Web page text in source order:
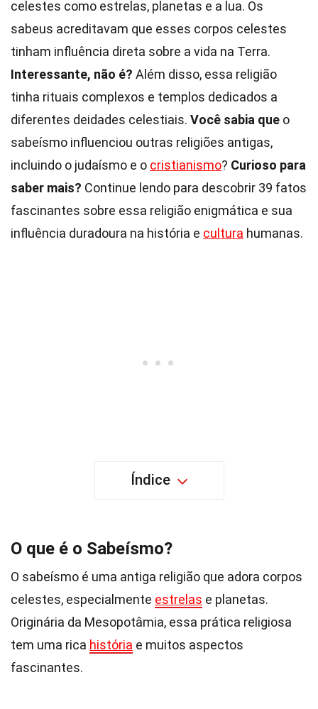
celestes como estrelas, planetas e a lua. Os
sabeus acreditavam que esses corpos celestes
tinham influência direta sobre a vida na Terra.
Interessante, não é? Além disso, essa religião
tinha rituais complexos e templos dedicados a
diferentes deidades celestiais. Você sabia que o
sabeísmo influenciou outras religiões antigas,
incluindo o judaísmo e o cristianismo? Curioso para
saber mais? Continue lendo para descobrir 39 fatos
fascinantes sobre essa religião enigmática e sua
influência duradoura na história e cultura humanas.
Índice
O que é o Sabeísmo?
O sabeísmo é uma antiga religião que adora corpos
celestes, especialmente estrelas e planetas.
Originária da Mesopotâmia, essa prática religiosa
tem uma rica história e muitos aspectos
fascinantes.